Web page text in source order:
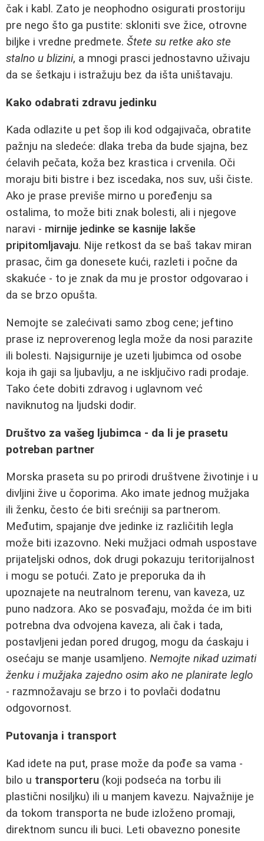
čak i kabl. Zato je neophodno osigurati prostoriju
pre nego što ga pustite: skloniti sve žice, otrovne
biljke i vredne predmete. Štete su retke ako ste
stalno u blizini, a mnogi prasci jednostavno uživaju
da se šetkaju i istražuju bez da išta uništavaju.
Kako odabrati zdravu jedinku
Kada odlazite u pet šop ili kod odgajivača, obratite
pažnju na sledeće: dlaka treba da bude sjajna, bez
ćelavih pečata, koža bez krastica i crvenila. Oči
moraju biti bistre i bez iscedaka, nos suv, uši čiste.
Ako je prase previše mirno u poređenju sa
ostalima, to može biti znak bolesti, ali i njegove
naravi - mirnije jedinke se kasnije lakše
pripitomljavaju. Nije retkost da se baš takav miran
prasac, čim ga donesete kući, razleti i počne da
skakuće - to je znak da mu je prostor odgovarao i
da se brzo opušta.
Nemojte se zalećivati samo zbog cene; jeftino
prase iz neproverenog legla može da nosi parazite
ili bolesti. Najsigurnije je uzeti ljubimca od osobe
koja ih gaji sa ljubavlju, a ne isključivo radi prodaje.
Tako ćete dobiti zdravog i uglavnom već
naviknutog na ljudski dodir.
Društvo za vašeg ljubimca - da li je prasetu
potreban partner
Morska praseta su po prirodi društvene životinje i u
divljini žive u čoporima. Ako imate jednog mužjaka
ili ženku, često će biti srećniji sa partnerom.
Međutim, spajanje dve jedinke iz različitih legla
može biti izazovno. Neki mužjaci odmah uspostave
prijateljski odnos, dok drugi pokazuju teritorijalnost
i mogu se potući. Zato je preporuka da ih
upoznajete na neutralnom terenu, van kaveza, uz
puno nadzora. Ako se posvađaju, možda će im biti
potrebna dva odvojena kaveza, ali čak i tada,
postavljeni jedan pored drugog, mogu da ćaskaju i
osećaju se manje usamljeno. Nemojte nikad uzimati
ženku i mužjaka zajedno osim ako ne planirate leglo
- razmnožavaju se brzo i to povlači dodatnu
odgovornost.
Putovanja i transport
Kad idete na put, prase može da pođe sa vama -
bilo u transporteru (koji podseća na torbu ili
plastični nosiljku) ili u manjem kavezu. Najvažnije je
da tokom transporta ne bude izloženo promaji,
direktnom suncu ili buci. Leti obavezno ponesite